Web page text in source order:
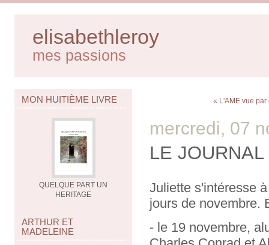
elisabethleroy
mes passions
MON HUITIÈME LIVRE
QUELQUE PART UN
HERITAGE
ARTHUR ET
MADELEINE
« L'AME vue
mercredi, 07
LE
Juliette s'intéresse
jours de novembre.
- le 19 novembre,